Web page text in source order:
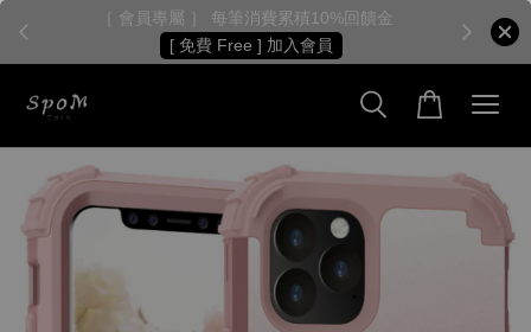
［ 會員專屬 ］ 每筆消費累積10%回饋金
[ 免費 Free ] 加入會員